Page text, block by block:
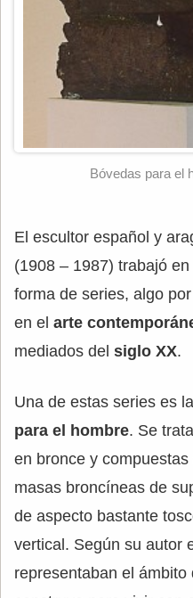
Bóvedas para el
El escultor español y
(1908 – 1987) trabajó
forma de series, algo
en el arte
mediados del siglo XX.
Una de estas series es
para el hombre. Se
en bronce y
masas broncíneas de
de aspecto bastante
vertical. Según su autor
representaban el